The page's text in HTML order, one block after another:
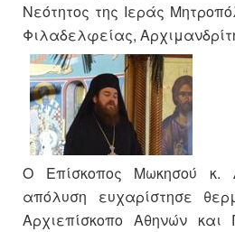
Νεότητος της Ιεράς
Φιλαδελφείας,
Ο Επίσκοπος Μωκησού κ.
απόλυση ευχαρίστησε
Αρχιεπίσκοπο Αθηνών